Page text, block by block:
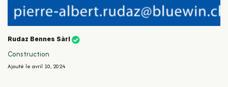
Rudaz Bennes Sàrl
Construction
Ajouté le avril 10, 2024